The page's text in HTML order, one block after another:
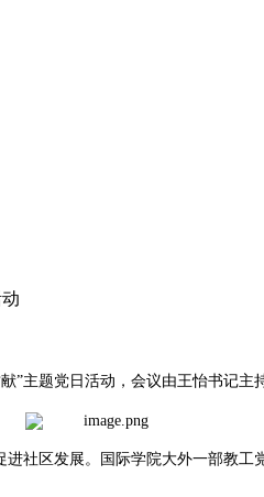
”主题党日活动，会议由王怡书记主
社区发展。国际学院大外一部教